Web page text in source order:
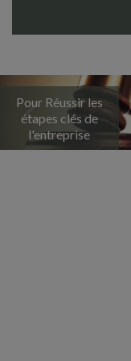
Vie des
BILAN 2025 DE
La direction
29/
Dans le cadre
multinationaux
compte des
Pour Réussir les
étapes clés de
l'entreprise
Previous